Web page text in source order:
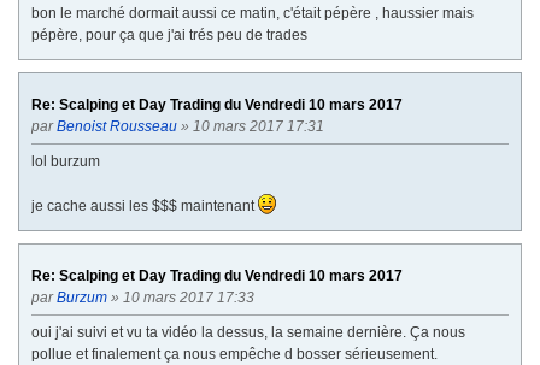
bon le marché dormait aussi ce matin, c'était pépère , haussier mais
pépère, pour ça que j'ai trés peu de trades
Re: Scalping et Day Trading du Vendredi 10 mars 2017
parBenoist Rousseau » 10 mars 2017 17:31
lol burzum
je cache aussi les $$$ maintenant
Re: Scalping et Day Trading du Vendredi 10 mars 2017
parBurzum » 10 mars 2017 17:33
oui j'ai suivi et vu ta vidéo la dessus, la semaine dernière. Ça nous
pollue et finalement ça nous empêche d bosser sérieusement.